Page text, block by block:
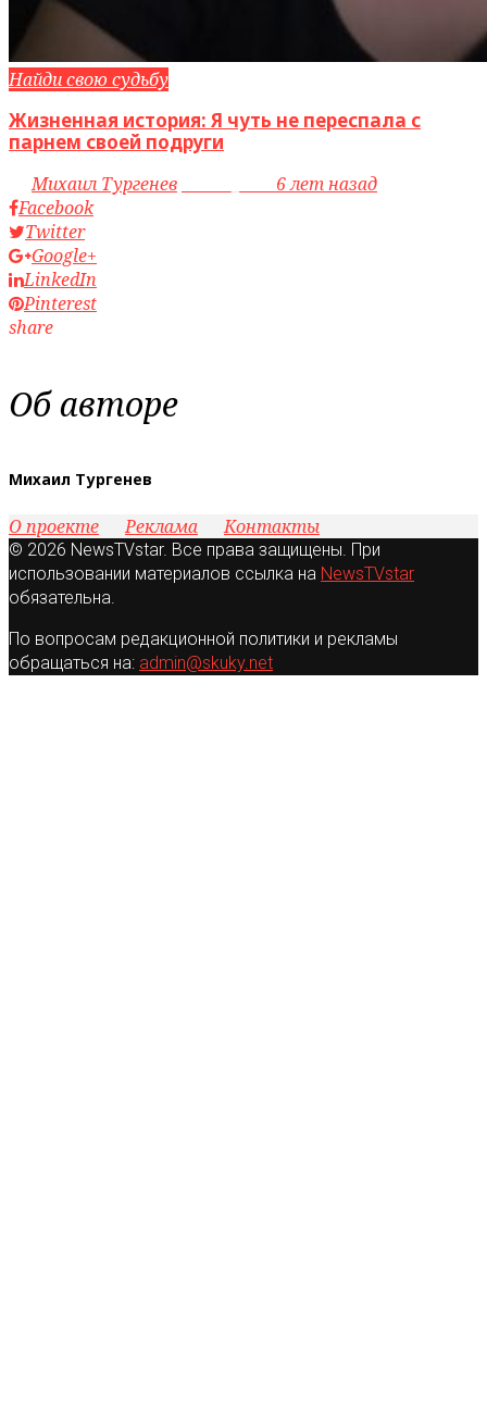
Найди свою судьбу
Жизненная история: Я чуть не переспала с
парнем своей подруги
byМихаил Тургенев
6 лет назад
Facebook
Twitter
Google+
LinkedIn
Pinterest
share
Об авторе
Михаил Тургенев
О проекте Реклама Контакты
© 2026 NewsTVstar. Все права защищены. При
использовании материалов ссылка на NewsTVstar
обязательна.
По вопросам редакционной политики и рекламы
обращаться на: admin@skuky.net